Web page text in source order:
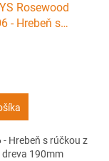
Rosewood
- Hrebeň s
- Hrebeň s rúčkou z
dreva 190mm